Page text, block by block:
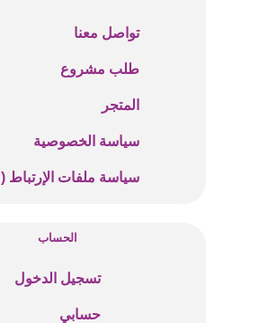
تواصل معنا
طلب مشروع
المتجر
سياسة الخصوصية
سياسة ملفات الإرتباط (EU)
الحساب
تسجيل الدخول
حسابي